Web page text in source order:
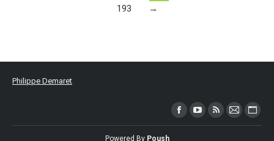
193
→
Philippe Demaret
Facebook
YouTubeRSS Mail Site
Powered By Poush